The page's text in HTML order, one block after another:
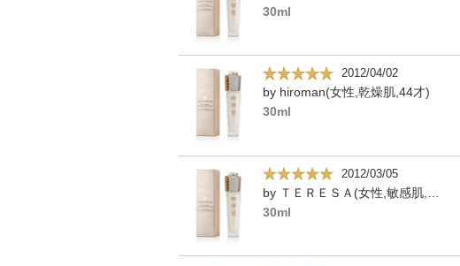
30ml
2012/04/02
by hiroman(女性,乾燥肌,44才)
30ml
2012/03/05
30ml